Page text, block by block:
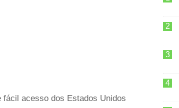
acesso dos Estados Unidos